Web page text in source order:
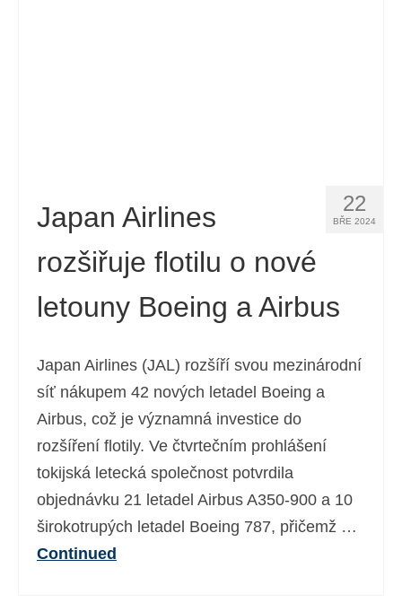
22
BŘE 2024
Japan Airlines
rozšiřuje flotilu o nové
letouny Boeing a Airbus
Japan Airlines (JAL) rozšíří svou mezinárodní
síť nákupem 42 nových letadel Boeing a
Airbus, což je významná investice do
rozšíření flotily. Ve čtvrtečním prohlášení
tokijská letecká společnost potvrdila
objednávku 21 letadel Airbus A350-900 a 10
širokotrupých letadel Boeing 787, přičemž …
Continued